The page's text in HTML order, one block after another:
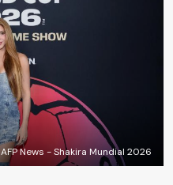
AFP News - Shakira Mundial 2026